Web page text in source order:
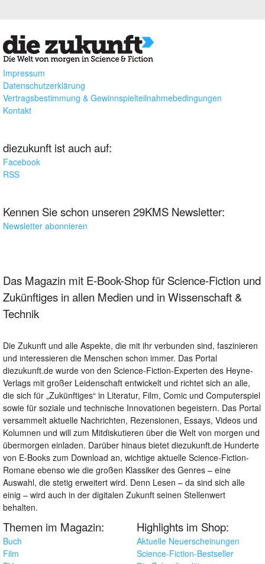
Impressum
Datenschutzerklärung
Vertragsbestimmung & Gewinnspielteilnahmebedingungen
Kontakt
diezukunft ist auch auf:
Facebook
RSS
Kennen Sie schon unseren 29KMS Newsletter:
Newsletter abonnieren
Das Magazin mit E-Book-Shop für Science-Fiction und
Zukünftiges in allen Medien und in Wissenschaft &
Technik
Die Zukunft und alle Aspekte, die mit ihr verbunden sind, faszinieren
und interessieren die Menschen schon immer. Das Portal
diezukunft.de wurde von den Science-Fiction-Experten des Heyne-
Verlags mit großer Leidenschaft entwickelt und richtet sich an alle,
die sich für „Zukünftiges“ in Literatur, Film, Comic und Computerspiel
sowie für soziale und technische Innovationen begeistern. Das Portal
versammelt aktuelle Nachrichten, Rezensionen, Essays, Videos und
Kolumnen und will zum Mitdiskutieren über die Welt von morgen und
übermorgen einladen. Darüber hinaus bietet diezukunft.de Hunderte
von E-Books zum Download an, wichtige aktuelle Science-Fiction-
Romane ebenso wie die großen Klassiker des Genres – eine
Auswahl, die stetig erweitert wird. Denn Lesen – da sind sich alle
einig – wird auch in der digitalen Zukunft seinen Stellenwert
behalten.
Themen im Magazin:
Buch
Film
Highlights im Shop:
Aktuelle Neuerscheinungen
Science-Fiction-Bestseller